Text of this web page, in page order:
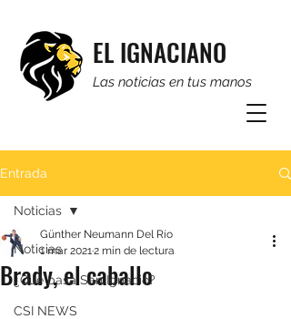
EL IGNACIANO
Las noticias en tus manos
Entrada
Noticias
¿Qué pasa San Ignacio?
CSI NEWS
Noticias
Brady, el caballo
Günther Neumann Del Río
1 mar 20212 min de lectura